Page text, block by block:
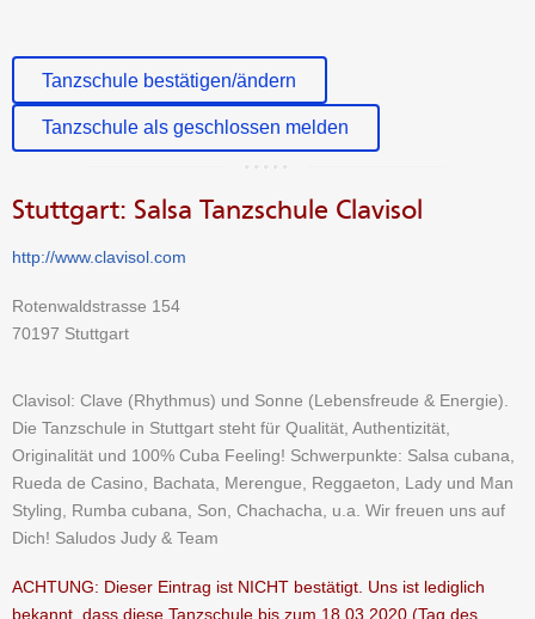
Tanzschule bestätigen/ändern
Tanzschule als geschlossen melden
Stuttgart: Salsa Tanzschule Clavisol
http://www.clavisol.com
Rotenwaldstrasse 154
70197 Stuttgart
Clavisol: Clave (Rhythmus) und Sonne (Lebensfreude & Energie).
Die Tanzschule in Stuttgart steht für Qualität, Authentizität,
Originalität und 100% Cuba Feeling! Schwerpunkte: Salsa cubana,
Rueda de Casino, Bachata, Merengue, Reggaeton, Lady und Man
Styling, Rumba cubana, Son, Chachacha, u.a. Wir freuen uns auf
Dich! Saludos Judy & Team
ACHTUNG: Dieser Eintrag ist NICHT bestätigt. Uns ist lediglich
bekannt, dass diese Tanzschule bis zum 18.03.2020 (Tag des